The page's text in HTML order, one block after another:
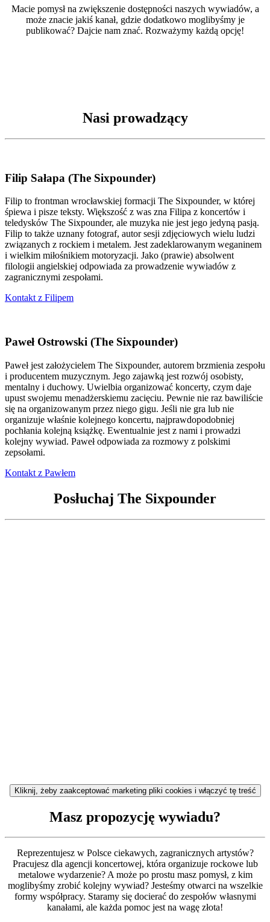
Macie pomysł na zwiększenie dostępności naszych wywiadów, a
może znacie jakiś kanał, gdzie dodatkowo moglibyśmy je
publikować? Dajcie nam znać. Rozważymy każdą opcję!
Nasi prowadzący
Filip Sałapa (The Sixpounder)
Filip to frontman wrocławskiej formacji The Sixpounder, w której
śpiewa i pisze teksty. Większość z was zna Filipa z koncertów i
teledysków The Sixpounder, ale muzyka nie jest jego jedyną pasją.
Filip to także uznany fotograf, autor sesji zdjęciowych wielu ludzi
związanych z rockiem i metalem. Jest zadeklarowanym weganinem
i wielkim miłośnikiem motoryzacji. Jako (prawie) absolwent
filologii angielskiej odpowiada za prowadzenie wywiadów z
zagranicznymi zespołami.
Kontakt z Filipem
Paweł Ostrowski (The Sixpounder)
Paweł jest założycielem The Sixpounder, autorem brzmienia zespołu
i producentem muzycznym. Jego zajawką jest rozwój osobisty,
mentalny i duchowy. Uwielbia organizować koncerty, czym daje
upust swojemu menadżerskiemu zacięciu. Pewnie nie raz bawiliście
się na organizowanym przez niego gigu. Jeśli nie gra lub nie
organizuje właśnie kolejnego koncertu, najprawdopodobniej
pochłania kolejną książkę. Ewentualnie jest z nami i prowadzi
kolejny wywiad. Paweł odpowiada za rozmowy z polskimi
zepsołami.
Kontakt z Pawłem
Posłuchaj The Sixpounder
Kliknij, żeby zaakceptować marketing pliki cookies i włączyć tę treść
Masz propozycję wywiadu?
Reprezentujesz w Polsce ciekawych, zagranicznych artystów?
Pracujesz dla agencji koncertowej, która organizuje rockowe lub
metalowe wydarzenie? A może po prostu masz pomysł, z kim
moglibyśmy zrobić kolejny wywiad? Jesteśmy otwarci na wszelkie
formy współpracy. Staramy się docierać do zespołów własnymi
kanałami, ale każda pomoc jest na wagę złota!